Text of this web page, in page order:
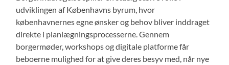
udviklingen af Københavns byrum, hvor
københavnernes egne ønsker og behov bliver inddraget
direkte i planlægningsprocesserne. Gennem
borgermøder, workshops og digitale platforme får
beboerne mulighed for at give deres besyv med, når nye